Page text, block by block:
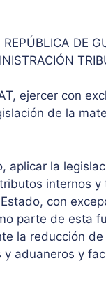
DE
ejercer con
de la
aplicar la
internos
con
parte de esta
la reducción
aduaneros y